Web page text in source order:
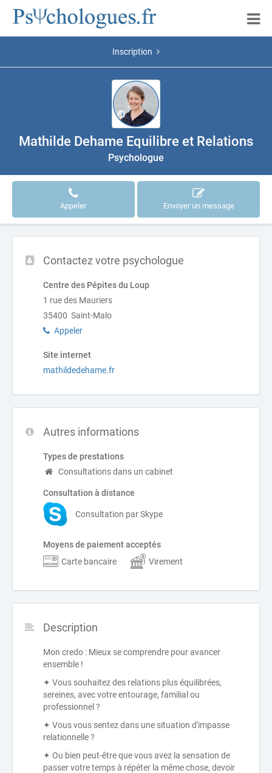
Inscription
Mathilde Dehame Equilibre et Relations
Psychologue
Appeler Envoyer un message
Contactez votre psychologue
Centre des Pépites du Loup
1 rue des Mauriers
35400 Saint-Malo
Appeler
Site internet
mathildedehame.fr
Autres informations
Types de prestations
Consultations dans un cabinet
Consultation à distance
Consultation par Skype
Moyens de paiement acceptés
Carte bancaire
Virement
Description
Mon credo : Mieux se comprendre pour avancer
ensemble !
✦ Vous souhaitez des relations plus équilibrées,
sereines, avec votre entourage, familial ou
professionnel ?
✦ Vous vous sentez dans une situation d'impasse
relationnelle ?
✦ Ou bien peut-être que vous avez la sensation de
passer votre temps à répéter la même chose, devoir